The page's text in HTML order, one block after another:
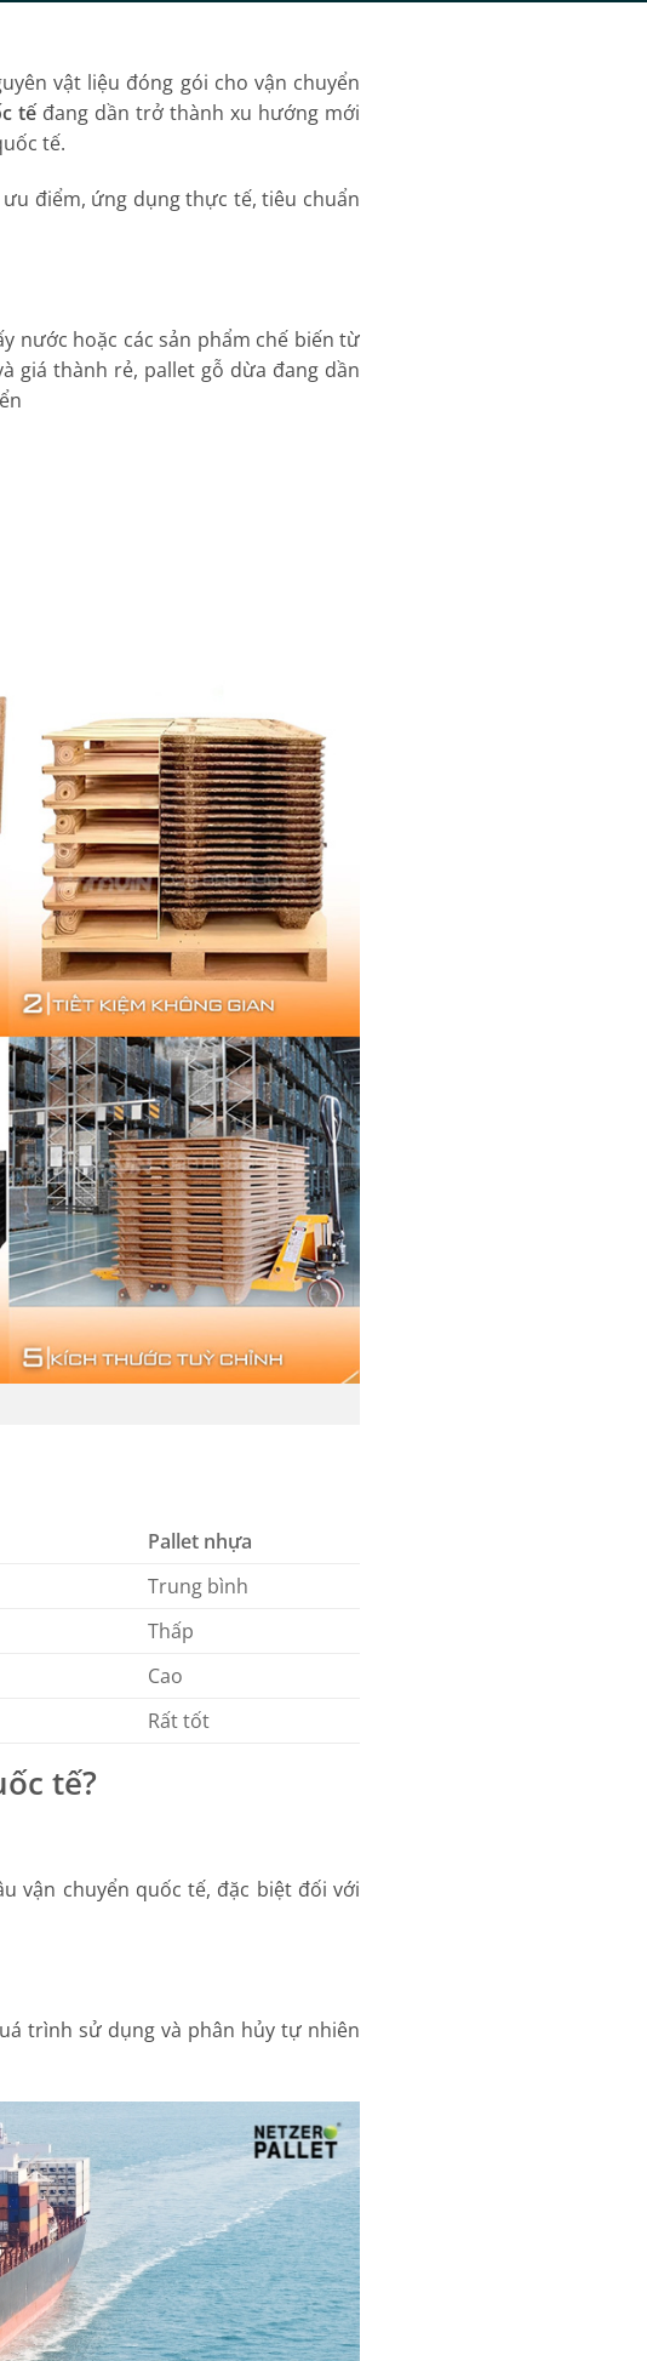
vật liệu đóng gói cho vận chuyển
tếđang dần trở thành xu hướng mới
tế.
điểm, ứng dụng thực tế, tiêu chuẩn
nước hoặc các sản phẩm chế biến từ
giá thành rẻ, pallet gỗ dừa đang dần
Pallet nhựa
Trung bình
Thấp
Cao
Rất tốt
tế?
vận chuyển quốc tế, đặc biệt đối với
trình sử dụng và phân hủy tự nhiên